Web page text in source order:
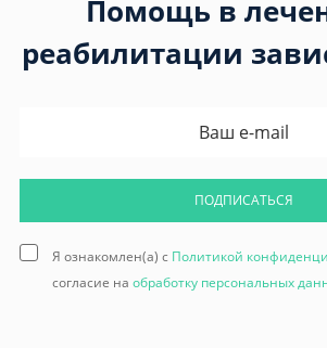
Помощь в
реабилитации
ПОДПИСАТЬСЯ
Я ознакомлен(а) с Политикой
согласие на обработку персональных